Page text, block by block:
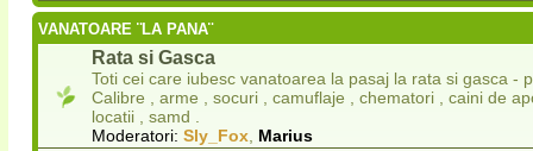
VANATOARE ¨LA PANA¨
Rata si Gasca
Toti cei care iubesc vanatoarea la pasaj la rata si gasca -
Calibre , arme , socuri , camuflaje , chematori , caini de
locatii , samd .
Moderatori: Sly_Fox, Marius